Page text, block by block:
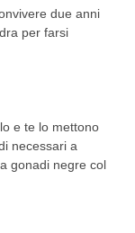
due anni
per farsi
e te lo mettono
necessari a
gonadi negre col